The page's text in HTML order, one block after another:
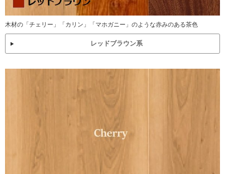
木材の「チェリー」「カリン」「マホガニー」のような赤みのある茶色
レッドブラウン系